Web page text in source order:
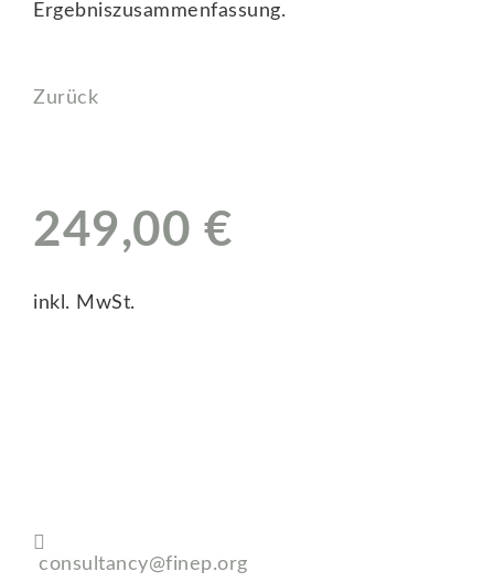
Ergebniszusammenfassung.
Zurück
249,00 €
inkl. MwSt.
consultancy@finep.org